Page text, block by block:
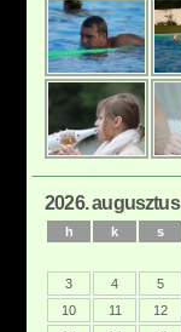
2026. augusztus
h k s
3
4 5
10
11 12